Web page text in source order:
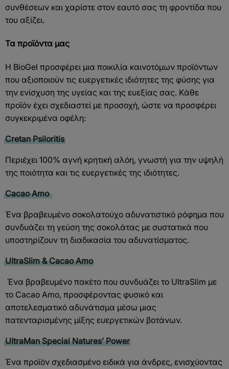
συνθέσεων και χαρίστε στον εαυτό σας τη φροντίδα που
του αξίζει.
Τα προϊόντα μας
Η BioGel προσφέρει μια ποικιλία καινοτόμων προϊόντων
που αξιοποιούν τις ευεργετικές ιδιότητες της φύσης για
την ενίσχυση της υγείας και της ευεξίας σας. Κάθε
προϊόν έχει σχεδιαστεί με προσοχή, ώστε να προσφέρει
συγκεκριμένα οφέλη:
Cretan Psiloritis
Περιέχει 100% αγνή κρητική αλόη, γνωστή για την υψηλή
της ποιότητα και τις ευεργετικές της ιδιότητες.
Cacao Amo
Ένα βραβευμένο σοκολατούχο αδυνατιστικό ρόφημα που
συνδυάζει τη γεύση της σοκολάτας με συστατικά που
υποστηρίζουν τη διαδικασία του αδυνατίσματος.
UltraSlim & Cacao Amo
Ένα βραβευμένο πακέτο που συνδυάζει το UltraSlim με
το Cacao Amo, προσφέροντας φυσικό και
αποτελεσματικό αδυνάτισμα μέσω μιας
πατενταρισμένης μίξης ευεργετικών βοτάνων.
UltraMan Special Natures’ Power
Ένα προϊόν σχεδιασμένο ειδικά για άνδρες, ενισχύοντας